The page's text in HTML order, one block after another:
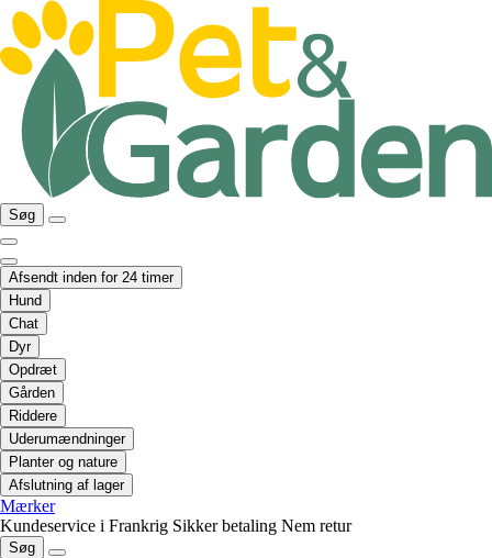
Søg
Afsendt inden for 24 timer
Hund
Chat
Dyr
Opdræt
Gården
Riddere
Uderumændninger
Planter og nature
Afslutning af lager
Mærker
Kundeservice i Frankrig Sikker betaling Nem retur
Søg